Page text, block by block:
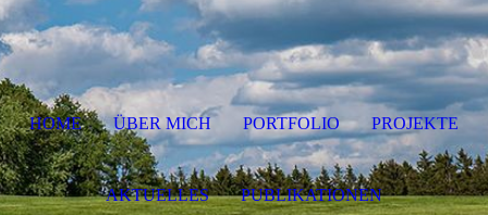
HOME ÜBER MICH PORTFOLIO PROJEKTE
AKTUELLES PUBLIKATIONEN